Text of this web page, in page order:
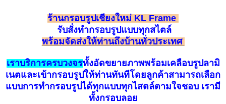
ร้านกรอบรูปเชียงใหม่ KL Frame
รับสั่งทำกรอบรูปแบบทุกสไตล์
พร้อมจัดส่งให้ท่านถึงบ้านทั่วประเทศ
เราบริการครบวงจรทั้งอัดขยายภาพพร้อมเคลือบรูปลามิ
เนตและเข้ากรอบรูปให้ท่านทันทีโดยลูกค้าสามารถเลือก
แบบการทำกรอบรูปได้ทุกแบบทุกไสตล์ตามใจชอบ เรามี
ทั้งกรอบลอย